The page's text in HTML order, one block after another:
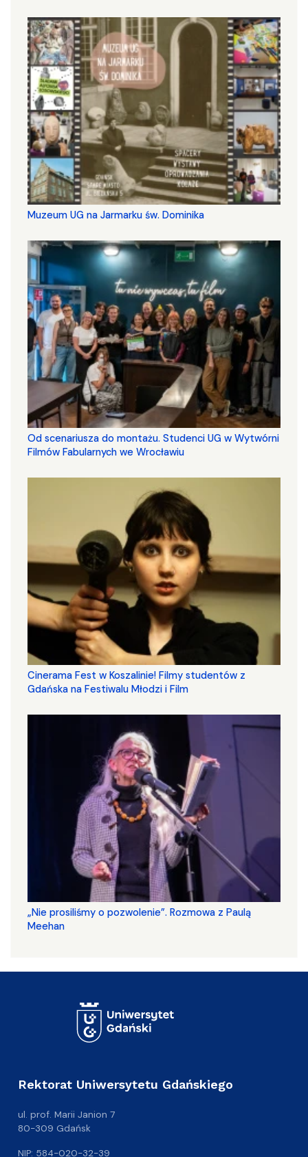
Muzeum UG na Jarmarku św. Dominika
Od scenariusza do montażu. Studenci UG w Wytwórni
Filmów Fabularnych we Wrocławiu
Cinerama Fest w Koszalinie! Filmy studentów z
Gdańska na Festiwalu Młodzi i Film
„Nie prosiliśmy o pozwolenie”. Rozmowa z Paulą
Meehan
Rektorat Uniwersytetu Gdańskiego
ul. prof. Marii Janion 7
80-309 Gdańsk
NIP: 584-020-32-39